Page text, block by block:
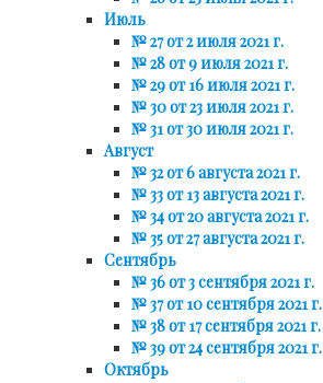
Июль
№ 27 от 2 июля 2021 г.
№ 28 от 9 июля 2021 г.
№ 29 от 16 июля 2021 г.
№ 30 от 23 июля 2021 г.
№ 31 от 30 июля 2021 г.
Август
№ 32 от 6 августа 2021 г.
№ 33 от 13 августа 2021 г.
№ 34 от 20 августа 2021 г.
№ 35 от 27 августа 2021 г.
Сентябрь
№ 36 от 3 сентября 2021 г.
№ 37 от 10 сентября 2021 г.
№ 38 от 17 сентября 2021 г.
№ 39 от 24 сентября 2021 г.
Октябрь